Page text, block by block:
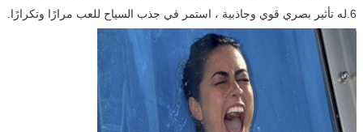
6.له تأثير بصري قوي وجاذبية ، استمر في جذب السياح للعب مرارًا وتكرارًا.